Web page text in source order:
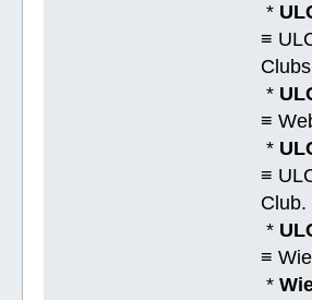
*
≡
*
≡
*
≡
Club.
*
≡
*